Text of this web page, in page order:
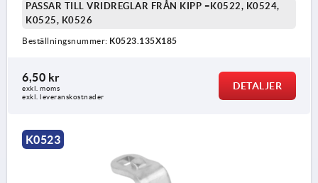
PASSAR TILL VRIDREGLAR FRÅN KIPP =K0522, K0524,
K0525, K0526
Beställningsnummer: K0523.135X185
6,50 kr
exkl. moms
exkl. leveranskostnader
DETALJER
K0523